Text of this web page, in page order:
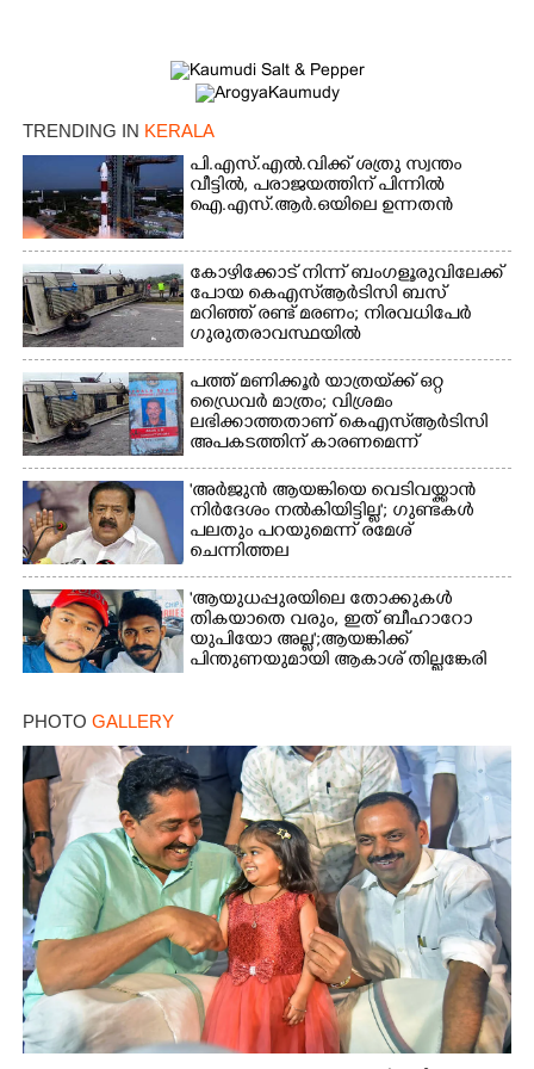
TRENDING IN KERALA
പി.എസ്.എൽ.വിക്ക് ശത്രു സ്വന്തം
വീട്ടിൽ,​ പരാജയത്തിന് പിന്നിൽ
ഐ.എസ്.ആർ.ഒയിലെ ഉന്നതൻ
കോഴിക്കോട് നിന്ന് ബംഗളൂരുവിലേക്ക്
പോയ കെഎസ്‌ആർടിസി ബസ്
മറിഞ്ഞ് രണ്ട് മരണം; നിരവധിപേർ
ഗുരുതരാവസ്ഥയിൽ
പത്ത് മണിക്കൂർ യാത്രയ്‌ക്ക് ഒറ്റ
ഡ്രൈവർ മാത്രം; വിശ്രമം
ലഭിക്കാത്തതാണ് കെഎസ്‌ആർടിസി
അപകടത്തിന് കാരണമെന്ന്
വിമർശനം
'അർജുൻ ആയങ്കിയെ വെടിവയ്ക്കാൻ
നിർദേശം നൽകിയിട്ടില്ല'; ഗുണ്ടകൾ
പലതും പറയുമെന്ന് രമേശ്
ചെന്നിത്തല
'ആയുധപ്പുരയിലെ തോക്കുകൾ
തികയാതെ വരും, ഇത് ബീഹാറോ
യുപിയോ അല്ല';ആയങ്കിക്ക്
പിന്തുണയുമായി ആകാശ് തില്ലങ്കേരി
PHOTO GALLERY